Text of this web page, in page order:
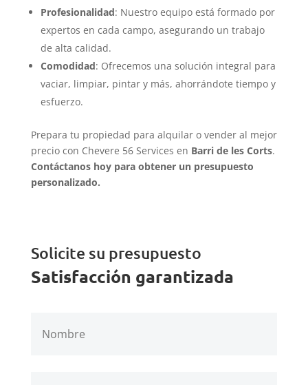
Profesionalidad: Nuestro equipo está formado por
expertos en cada campo, asegurando un trabajo
de alta calidad.
Comodidad: Ofrecemos una solución integral para
vaciar, limpiar, pintar y más, ahorrándote tiempo y
esfuerzo.
Prepara tu propiedad para alquilar o vender al mejor
precio con Chevere 56 Services en Barri de les Corts.
Contáctanos hoy para obtener un presupuesto
personalizado.
Solicite su presupuesto
Satisfacción garantizada